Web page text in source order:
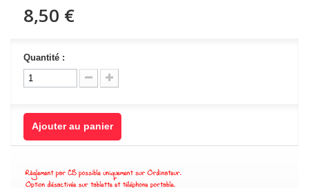
8,50 €
Quantité :
Ajouter au panier